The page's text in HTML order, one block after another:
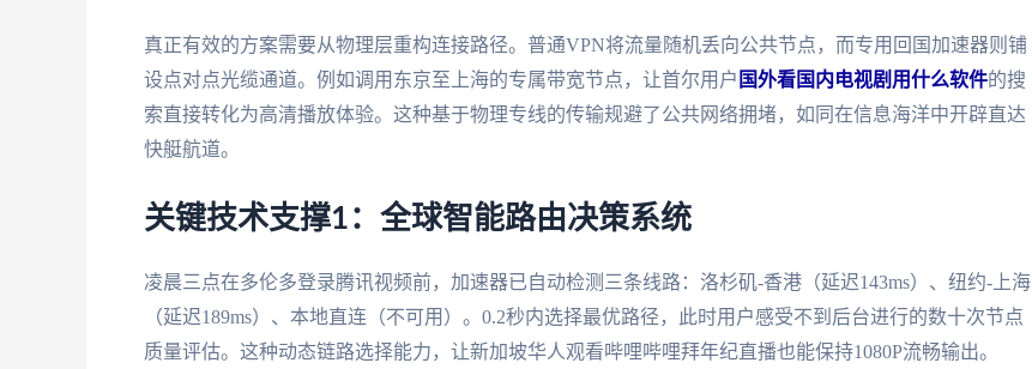
真正有效的方案需要从物理层重构连接路径。普通VPN将流量随机丢向公共节点，而专用回国加速器则铺
设点对点光缆通道。例如调用东京至上海的专属带宽节点，让首尔用户 国外看国内电视剧用什么软件的搜
索直接转化为高清播放体验。这种基于物理专线的传输规避了公共网络拥堵，如同在信息海洋中开辟直达
快艇航道。
关键技术支撑1：全球智能路由决策系统
凌晨三点在多伦多登录腾讯视频前，加速器已自动检测三条线路：洛杉矶-香港（延迟143ms）、纽约-上海
（延迟189ms）、本地直连（不可用）。0.2秒内选择最优路径，此时用户感受不到后台进行的数十次节点
质量评估。这种动态链路选择能力，让新加坡华人观看哔哩哔哩拜年纪直播也能保持1080P流畅输出。